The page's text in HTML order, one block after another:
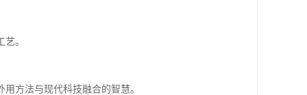
。
方法与现代科技融合的智慧。